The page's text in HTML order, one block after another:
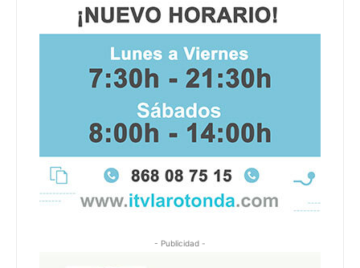
- Publicidad -